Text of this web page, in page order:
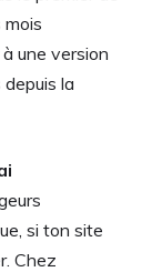
mois
une version
la
si ton site
Chez